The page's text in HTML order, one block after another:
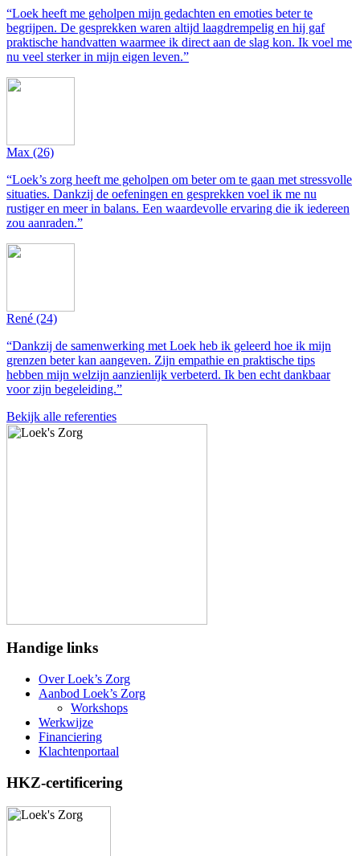
“Loek heeft me geholpen mijn gedachten en emoties beter te
begrijpen. De gesprekken waren altijd laagdrempelig en hij gaf
praktische handvatten waarmee ik direct aan de slag kon. Ik voel me
nu veel sterker in mijn eigen leven.”
Max (26)
“Loek’s zorg heeft me geholpen om beter om te gaan met stressvolle
situaties. Dankzij de oefeningen en gesprekken voel ik me nu
rustiger en meer in balans. Een waardevolle ervaring die ik iedereen
zou aanraden.”
René (24)
“Dankzij de samenwerking met Loek heb ik geleerd hoe ik mijn
grenzen beter kan aangeven. Zijn empathie en praktische tips
hebben mijn welzijn aanzienlijk verbeterd. Ik ben echt dankbaar
voor zijn begeleiding.”
Bekijk alle referenties
Handige links
Over Loek’s Zorg
Aanbod Loek’s Zorg
Workshops
Werkwijze
Financiering
Klachtenportaal
HKZ-certificering